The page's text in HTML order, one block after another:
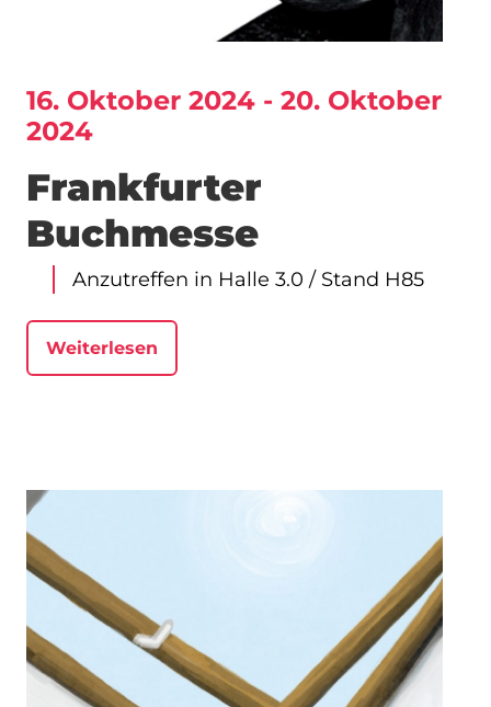
16. Oktober 2024 - 20. Oktober
2024
Frankfurter
Buchmesse
Anzutreffen in Halle 3.0 / Stand H85
Weiterlesen